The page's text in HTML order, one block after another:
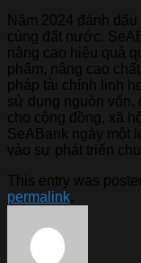
Năm 2024 đánh
cùng đất nước.
nâng cao hiệu quả
phẩm, nâng cao
pháp tài chính linh
sử dụng nguồn vốn,
cho cộng đồng, xã
SeABank ngày một
vào sự phát triển
This entry was
permalink.